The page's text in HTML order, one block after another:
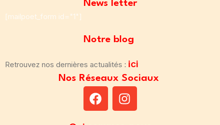
News letter
[mailpoet_form id="1"]
Notre blog
Retrouvez nos dernières actualités : ici
Nos Réseaux Sociaux